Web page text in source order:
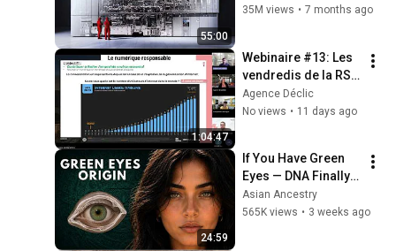
55:00
35M views • 7 months ago
1:04:47
Webinaire #13: Les
vendredis de la RSE
: Numérique
responsable
Agence Déclic
No views • 11 days ago
24:59
If You Have Green
Eyes — DNA Finally
Revealed Where
They Really Come
Asian Ancestry
565K views • 3 weeks ago